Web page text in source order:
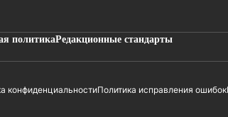
политикаРедакционные стандарты
конфиденциальностиПолитика исправления ошибок